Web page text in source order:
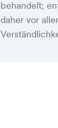
behandelt;
daher vor